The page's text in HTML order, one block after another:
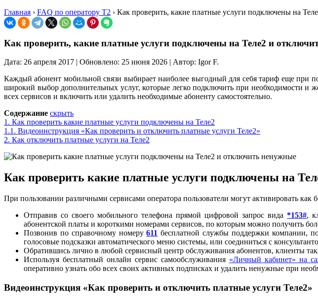
Главная › FAQ по оператору T2 › Как проверить, какие платные услуги подключены на
Как проверить, какие платные услуги подключены на Теле2 и
Дата: 26 апреля 2017 | Обновлено: 25 июня 2026 | Автор: Igor F.
Каждый абонент мобильной связи выбирает наиболее выгодный для себя тариф еще при
широкий выбор дополнительных услуг, которые легко подключить при необходимости и
всех сервисов и включить или удалить необходимые абоненту самостоятельно.
Содержание скрыть
1. Как проверить какие платные услуги подключены на Теле2
1.1. Видеоинструкция «Как проверить и отключить платные услуги Теле2»
2. Как отключить платные услуги на Теле2
Как проверить какие платные услуги подключены на
При пользовании различными сервисами оператора пользователи могут активировать
Отправив со своего мобильного телефона прямой цифровой запрос вида*153#,
абонентской платы и короткими номерами сервисов, по которым можно получить
Позвонив по справочному номеру611 бесплатной службы поддержки компании,
голосовые подсказки автоматического меню системы, или соединиться с
Обратившись лично в любой сервисный центр обслуживания абонентов, клиенты
Используя бесплатный онлайн сервис самообслуживания «Личный кабинет» на
оперативно узнать обо всех своих активных подписках и удалить ненужные при
Видеоинструкция «Как проверить и отключить платные услуги Теле2»